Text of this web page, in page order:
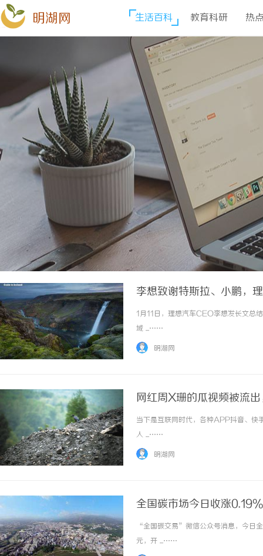
明湖网 生活百科 教育科研 热
李想致谢特斯拉、小鹏，
1月11日，理想汽车CEO李想发长文总
域 ...……
明湖网
网红周X珊的瓜视频被流
当下是互联网时代，各种APP抖音、快
人 ...……
明湖网
全国碳市场今日收涨
“全国碳交易”微信公众号消息，今日
元，开 ...……